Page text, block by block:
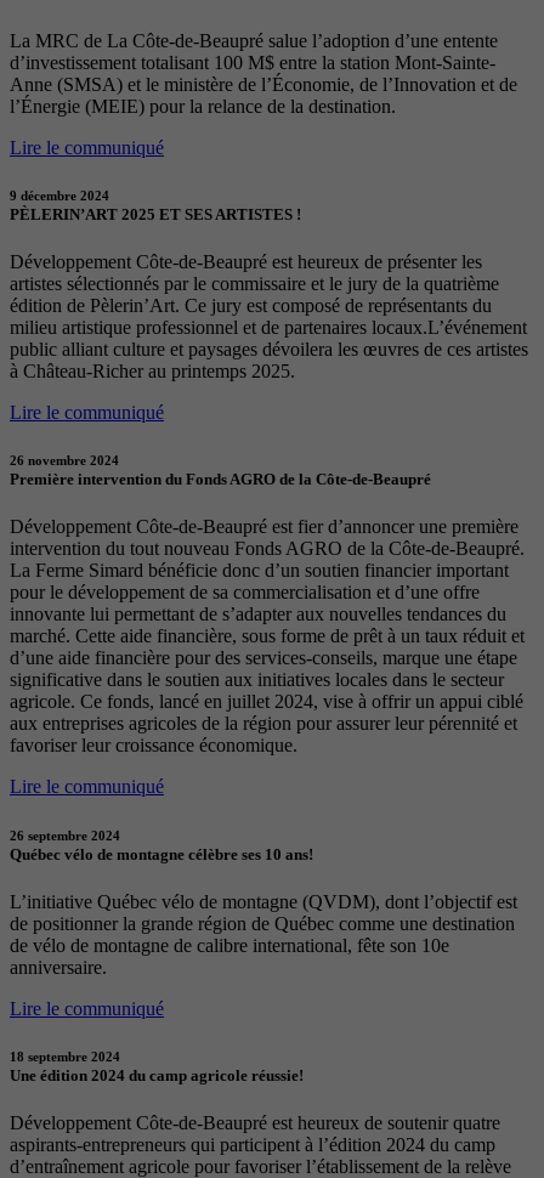
La MRC de La Côte-de-Beaupré salue l’adoption d’une entente
d’investissement totalisant 100 M$ entre la station Mont-Sainte-
Anne (SMSA) et le ministère de l’Économie, de l’Innovation et de
l’Énergie (MEIE) pour la relance de la destination.
Lire le communiqué
9 décembre 2024
PÈLERIN’ART 2025 ET SES ARTISTES !
Développement Côte-de-Beaupré est heureux de présenter les
artistes sélectionnés par le commissaire et le jury de la quatrième
édition de Pèlerin’Art. Ce jury est composé de représentants du
milieu artistique professionnel et de partenaires locaux.L’événement
public alliant culture et paysages dévoilera les œuvres de ces artistes
à Château-Richer au printemps 2025.
Lire le communiqué
26 novembre 2024
Première intervention du Fonds AGRO de la Côte-de-Beaupré
Développement Côte-de-Beaupré est fier d’annoncer une première
intervention du tout nouveau Fonds AGRO de la Côte-de-Beaupré.
La Ferme Simard bénéficie donc d’un soutien financier important
pour le développement de sa commercialisation et d’une offre
innovante lui permettant de s’adapter aux nouvelles tendances du
marché. Cette aide financière, sous forme de prêt à un taux réduit et
d’une aide financière pour des services-conseils, marque une étape
significative dans le soutien aux initiatives locales dans le secteur
agricole. Ce fonds, lancé en juillet 2024, vise à offrir un appui ciblé
aux entreprises agricoles de la région pour assurer leur pérennité et
favoriser leur croissance économique.
Lire le communiqué
26 septembre 2024
Québec vélo de montagne célèbre ses 10 ans!
L’initiative Québec vélo de montagne (QVDM), dont l’objectif est
de positionner la grande région de Québec comme une destination
de vélo de montagne de calibre international, fête son 10e
anniversaire.
Lire le communiqué
18 septembre 2024
Une édition 2024 du camp agricole réussie!
Développement Côte-de-Beaupré est heureux de soutenir quatre
aspirants-entrepreneurs qui participent à l’édition 2024 du camp
d’entraînement agricole pour favoriser l’établissement de la relève